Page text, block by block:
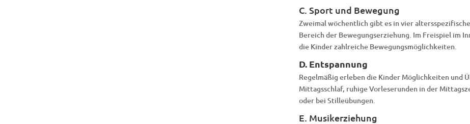
C. Sport und Bewegung
Zweimal wöchentlich gibt es in vier
Bereich der Bewegungserziehung. Im Freispiel im
die Kinder zahlreiche Bewegungsmöglichkeiten.
D. Entspannung
Regelmäßig erleben die Kinder Möglichkeiten und
Mittagsschlaf, ruhige Vorleserunden in der
oder bei Stilleübungen.
E. Musikerziehung